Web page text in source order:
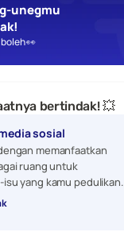
unegmu
👀
bertindak! 💥
sosial
memanfaatkan
ruang untuk
yang kamu pedulikan.